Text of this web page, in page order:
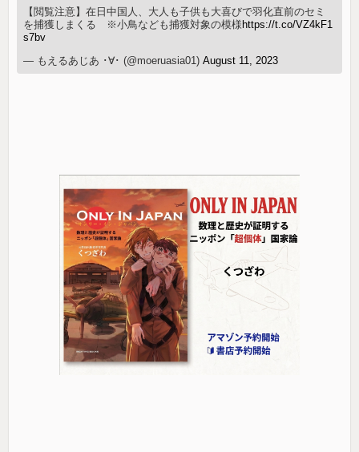
【閲覧注意】在日中国人、大人も子供も大喜びで羽化直前のセミ
を捕獲しまくる ※小鳥なども捕獲対象の模様 https://t.co/VZ4kF1
s7bv
— もえるあじあ ･∀･ (@moeruasia01)August 11, 2023